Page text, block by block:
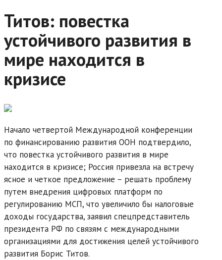
Титов: повестка
устойчивого развития в
мире находится в
кризисе
Начало четвертой Международной конференции
по финансированию развития ООН подтвердило,
что повестка устойчивого развития в мире
находится в кризисе; Россия привезла на встречу
ясное и четкое предложение – решать проблему
путем внедрения цифровых платформ по
регулированию МСП, что увеличило бы налоговые
доходы государства, заявил спецпредставитель
президента РФ по связям с международными
организациями для достижения целей устойчивого
развития Борис Титов.